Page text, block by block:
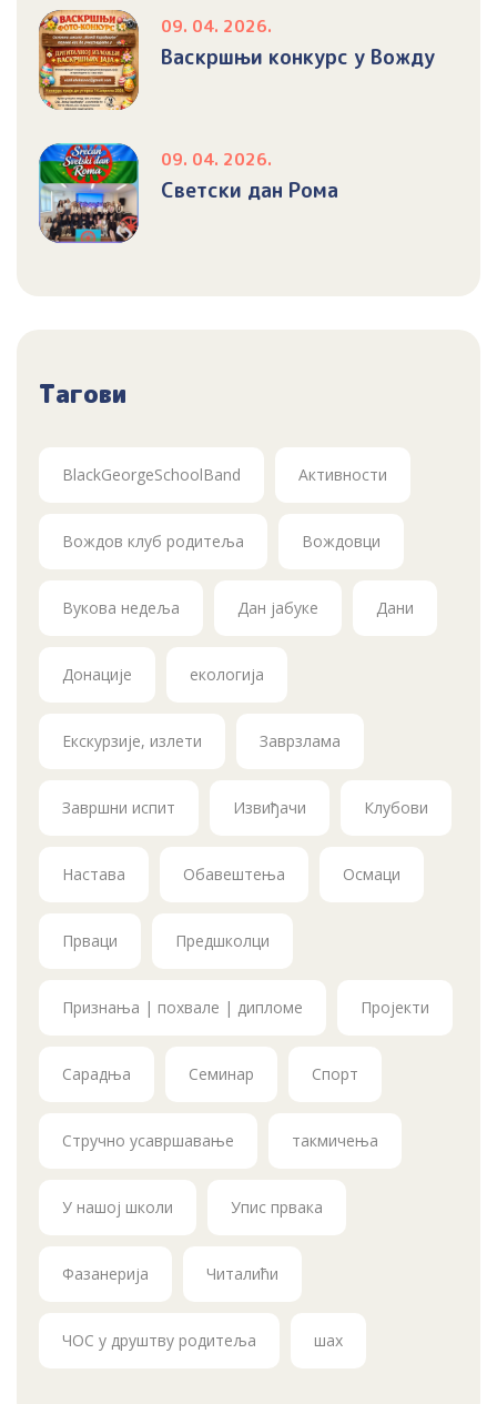
09. 04. 2026.
Васкршњи конкурс у Вожду
09. 04. 2026.
Светски дан Рома
Тагови
BlackGeorgeSchoolBand Активности
Вождов клуб родитеља Вождовци
Вукова недеља Дан јабуке Дани
Донације екологија
Екскурзије, излети Заврзлама
Завршни испит Извиђачи Клубови
Настава Обавештења Осмаци
Прваци Предшколци
Признања | похвале | дипломе Пројекти
Сарадња Семинар Спорт
Стручно усавршавање такмичења
У нашој школи Упис првака
Фазанерија Читалићи
ЧОС у друштву родитеља шах